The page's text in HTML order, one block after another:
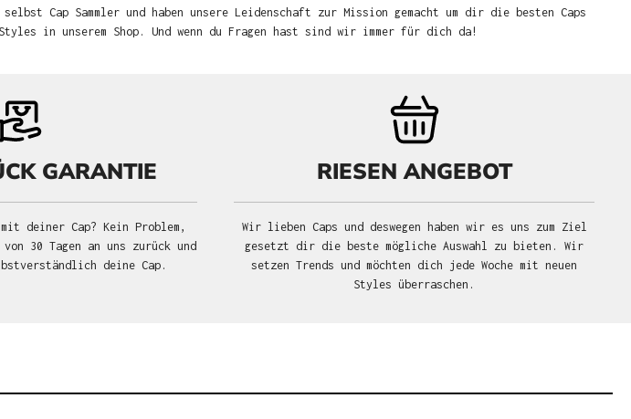
Cap Sammler und haben unsere Leidenschaft zur Mission gemacht um dir die besten Caps
in unserem Shop. Und wenn du Fragen hast sind wir immer für dich da!
GARANTIE
deiner Cap? Kein Problem,
30 Tagen an uns zurück und
deine Cap.
RIESEN ANGEBOT
Wir lieben Caps und deswegen haben wir es uns zum Ziel
gesetzt dir die beste mögliche Auswahl zu bieten. Wir
setzen Trends und möchten dich jede Woche mit neuen
Styles überraschen.